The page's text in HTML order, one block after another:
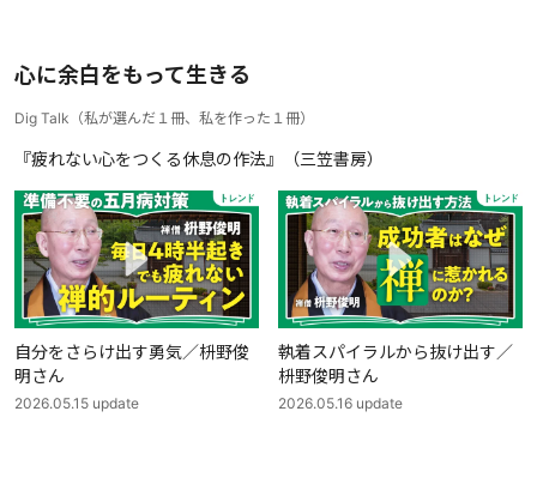
心に余白をもって生きる
Dig Talk （私が選んだ１冊、私を作った１冊）
『疲れない心をつくる休息の作法』（三笠書房）
自分をさらけ出す勇気／枡野俊
明さん
2026.05.15 update
執着スパイラルから抜け出す／
枡野俊明さん
2026.05.16 update